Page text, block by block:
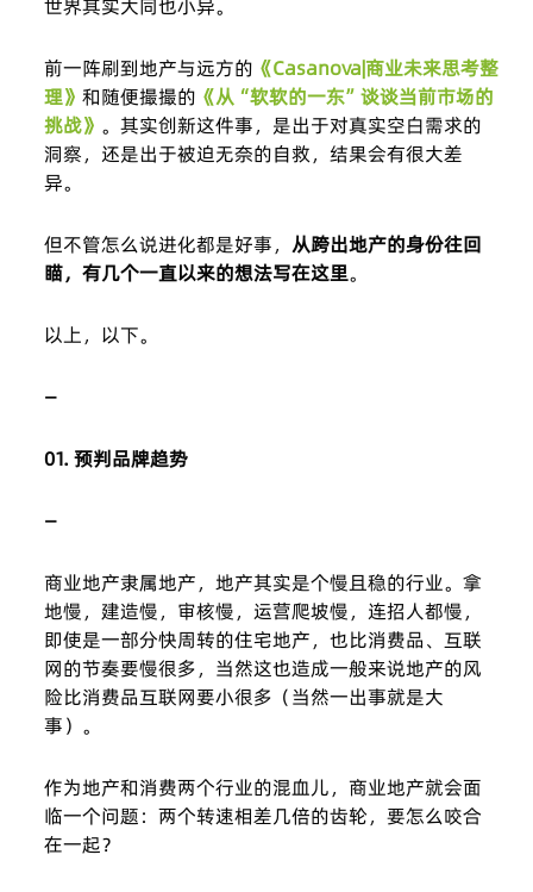
世界其实大同也小异。
前一阵刷到地产与远方的 《Casanova|商业未来思考整
理》和随便撮撮的 《从“软软的一东”谈谈当前市场的
挑战》 。其实创新这件事，是出于对真实空白需求的
洞察，还是出于被迫无奈的自救，结果会有很大差
异。
但不管怎么说进化都是好事， 从跨出地产的身份往回
瞄，有几个一直以来的想法写在这里。
以上，以下。
—
01. 预判品牌趋势
—
商业地产隶属地产，地产其实是个慢且稳的行业。拿
地慢，建造慢，审核慢，运营爬坡慢，连招人都慢，
即使是一部分快周转的住宅地产，也比消费品、互联
网的节奏要慢很多，当然这也造成一般来说地产的风
险比消费品互联网要小很多（当然一出事就是大
事）。
作为地产和消费两个行业的混血儿，商业地产就会面
临一个问题：两个转速相差几倍的齿轮，要怎么咬合
在一起？